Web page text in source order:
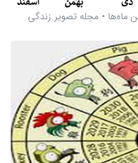
ماه‌ها • مجله تصویر زندگی